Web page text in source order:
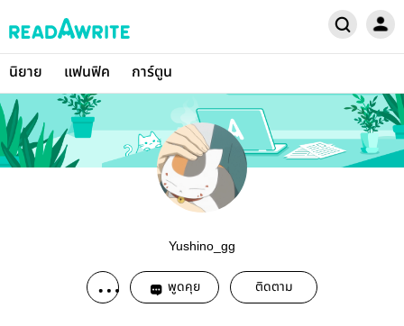
นิยาย แฟนฟิค การ์ตูน
Yushino_gg
พูดคุย ติดตาม